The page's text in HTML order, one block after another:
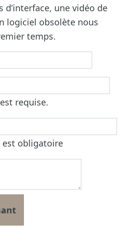
d’interface, une vidéo de
logiciel obsolète nous
temps.
requise.
est obligatoire